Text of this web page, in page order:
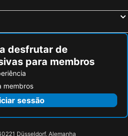
desfrutar de
para membros
membros
sessão
Düsseldorf, Alemanha